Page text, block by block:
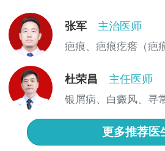
张军 主治医师
疤痕、疤痕疙瘩（疤
杜荣昌 主任医师
银屑病、白癜风、寻
更多推荐医